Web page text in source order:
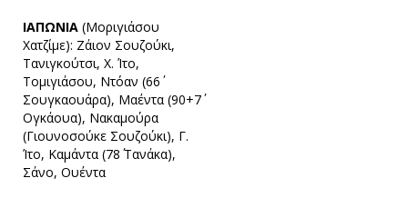
ΙΑΠΩΝΙΑ (Μοριγιάσου
Χατζίμε): Ζάιον Σουζούκι,
Τανιγκούτσι, Χ. Ίτο,
Τομιγιάσου, Ντόαν (66΄
Σουγκαουάρα), Μαέντα (90+7΄
Ογκάουα), Νακαμούρα
(Γιουνοσούκε Σουζούκι), Γ.
Ίτο, Καμάντα (78΄ Τανάκα),
Σάνο, Ουέντα